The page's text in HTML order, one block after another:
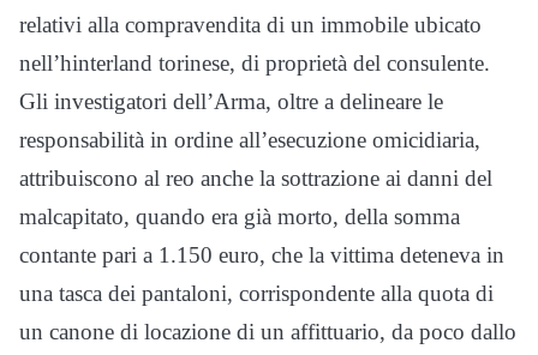
relativi alla compravendita di un immobile ubicato
nell’hinterland torinese, di proprietà del consulente.
Gli investigatori dell’Arma, oltre a delineare le
responsabilità in ordine all’esecuzione omicidiaria,
attribuiscono al reo anche la sottrazione ai danni del
malcapitato, quando era già morto, della somma
contante pari a 1.150 euro, che la vittima deteneva in
una tasca dei pantaloni, corrispondente alla quota di
un canone di locazione di un affittuario, da poco dallo